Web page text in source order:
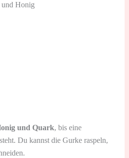
Honig
und Quark, bis eine
Du kannst die Gurke raspeln,